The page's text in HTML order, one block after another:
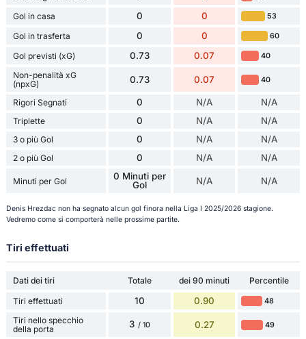
Gol in casa 0 0 53
Gol in trasferta 0 0 60
Gol previsti (xG) 0.73 0.07 40
Non-penalità xG
(npxG)
0.73 0.07 40
Rigori Segnati 0 N/A N/A
Triplette 0 N/A N/A
3 o più Gol 0 N/A N/A
2 o più Gol 0 N/A N/A
Minuti per Gol
0 Minuti per
Gol
N/A N/A
Denis Hrezdac non ha segnato alcun gol finora nella Liga I 2025/2026 stagione.
Vedremo come si comporterà nelle prossime partite.
Tiri effettuati
Dati dei tiri Totale dei 90 minuti
Percentile
Tiri effettuati
10 0.90 48
Tiri nello specchio
della porta
3 / 10 0.27 49